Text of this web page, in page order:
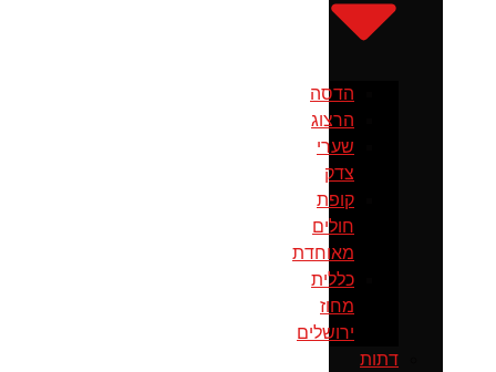
הדסה
הרצוג
שערי
צדק
קופת
חולים
מאוחדת
כללית
מחוז
ירושלים
דתות